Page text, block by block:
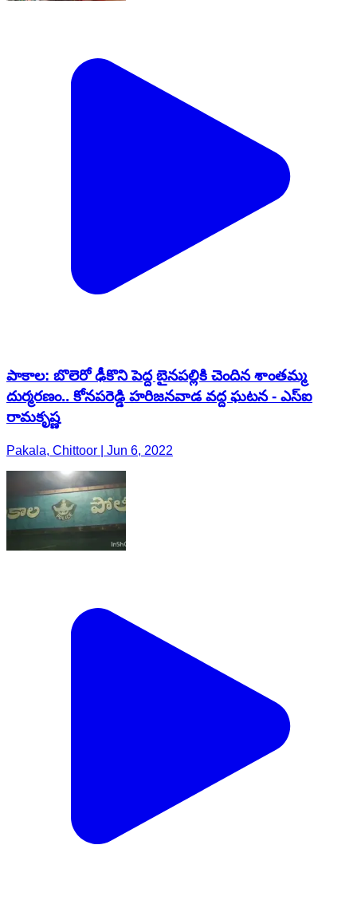
పాకాల: బొలెరో ఢీకొని పెద్ద బైనపల్లికి చెందిన శాంతమ్మ
దుర్మరణం.. కోనపరెడ్డి హరిజనవాడ వద్ద ఘటన - ఎస్ఐ
రామకృష్ణ
Pakala, Chittoor | Jun 6, 2022